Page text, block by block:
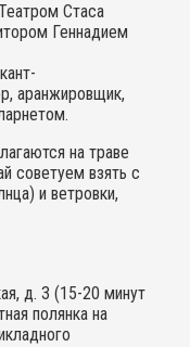
Стаса
Геннадием
аранжировщик,
на траве
советуем взять с
и ветровки,
д. 3 (15-20 минут
полянка на